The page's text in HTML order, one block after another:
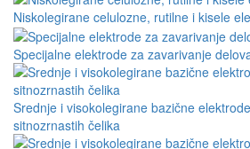
Niskolegirane celulozne, rutilne i kisele
Specijalne elektrode za zavarivanje
Srednje i visokolegirane bazične
sitnozrnastih čelika